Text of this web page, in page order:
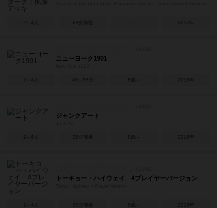
2～4人 60分前後 2017年
ニューヨーク1901
2～4人 45～55分 8歳～ 2015年
ジャンクアート
2～6人 30分前後 8歳～ 2016年
トーキョー・ハイウェイ 4プレイヤーバージョン
2～4人 30分前後 8歳～ 2018年